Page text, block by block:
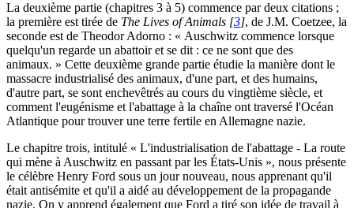
La deuxième partie (chapitres 3 à 5) commence par deux citations ;
la première est tirée de The Lives of Animals [3], de J.M. Coetzee, la
seconde est de Theodor Adorno : « Auschwitz commence lorsque
quelqu'un regarde un abattoir et se dit : ce ne sont que des
animaux. » Cette deuxième grande partie étudie la manière dont le
massacre industrialisé des animaux, d'une part, et des humains,
d'autre part, se sont enchevêtrés au cours du vingtième siècle, et
comment l'eugénisme et l'abattage à la chaîne ont traversé l'Océan
Atlantique pour trouver une terre fertile en Allemagne nazie.
Le chapitre trois, intitulé « L'industrialisation de l'abattage - La route
qui mène à Auschwitz en passant par les États-Unis », nous présente
le célèbre Henry Ford sous un jour nouveau, nous apprenant qu'il
était antisémite et qu'il a aidé au développement de la propagande
nazie. On y apprend également que Ford a tiré son idée de travail à